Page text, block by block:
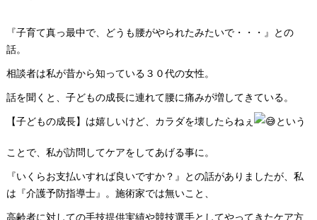
『子育て真っ最中で、どうも腰がやられたみたいで・・・』との
話。
相談者は私が昔から知っている３０代の女性。
話を聞くと、子どもの成長に連れて腰に痛みが増してきている。
【子どもの成長】は嬉しいけど、カラダを壊したらねぇ
という
ことで、私が訪問してケアをしてあげる事に。
『いくらお支払いすれば良いですか？』との話がありましたが、私
は『介護予防指導士』。施術家では無いこと、
高齢者に対しての手技提供実績や競技選手としてやってきたケア方